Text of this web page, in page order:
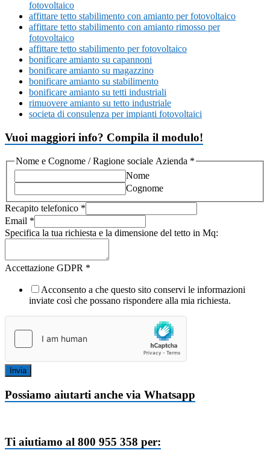
fotovoltaico
affittare tetto stabilimento con amianto per fotovoltaico
affittare tetto stabilimento con amianto rimosso per
fotovoltaico
affittare tetto stabilimento per fotovoltaico
bonificare amianto su capannoni
bonificare amianto su magazzino
bonificare amianto su stabilimento
bonificare amianto su tetti industriali
rimuovere amianto su tetto industriale
societa di consulenza per impianti fotovoltaici
Vuoi maggiori info? Compila il modulo!
Nome e Cognome / Ragione sociale Azienda *
Nome
Cognome
Recapito telefonico *
Email *
Specifica la tua richiesta e la dimensione del tetto in Mq:
Accettazione GDPR *
Acconsento a che questo sito conservi le informazioni
inviate così che possano rispondere alla mia richiesta.
Invia
Possiamo aiutarti anche via Whatsapp
Ti aiutiamo al 800 955 358 per: